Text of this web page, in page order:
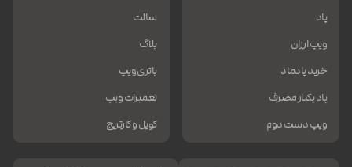
پاد
ویپ ارزان
خرید پادماد
پاد یکبار مصرف
ویپ دست دوم
سالت
بلاگ
باتری ویپ
تعمیرات ویپ
کویل و کارتریج